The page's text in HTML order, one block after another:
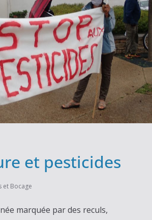
et pesticides
et Bocage
marquée par des reculs,